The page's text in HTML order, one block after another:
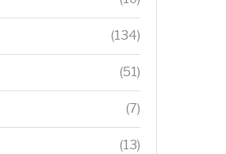
(134)
(51)
(7)
(13)